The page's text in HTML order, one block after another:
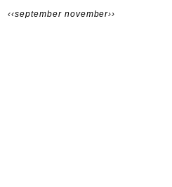
‹‹september november››